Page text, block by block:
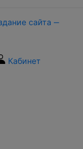
сайта ‒
Кабинет